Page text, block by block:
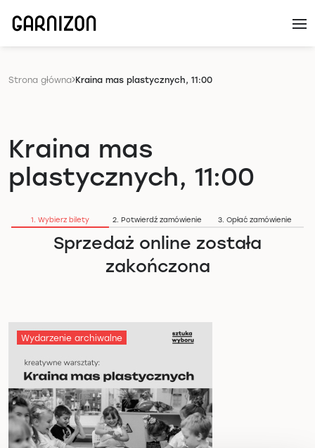
Strona główna Kraina mas plastycznych, 11:00
Kraina mas
plastycznych, 11:00
1. Wybierz bilety 2. Potwierdź zamówienie 3. Opłać zamówienie
Sprzedaż online została
zakończona
Wydarzenie archiwalne